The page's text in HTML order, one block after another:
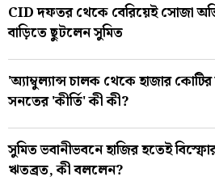
CID দফতর থেকে বেরিয়েই সোজা
বাড়িতে ছুটলেন সুমিত
'অ্যাম্বুল্যান্স চালক থেকে হাজার
সনতের 'কীর্তি' কী কী?
সুমিত ভবানীভবনে হাজির হতেই
ঋতব্রত, কী বললেন?